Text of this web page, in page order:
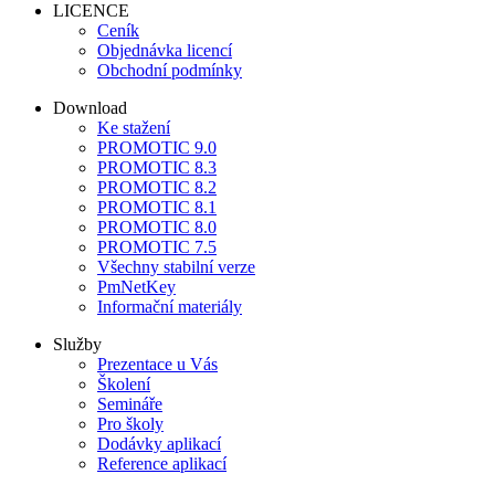
LICENCE
Ceník
Objednávka licencí
Obchodní podmínky
Download
Ke stažení
PROMOTIC 9.0
PROMOTIC 8.3
PROMOTIC 8.2
PROMOTIC 8.1
PROMOTIC 8.0
PROMOTIC 7.5
Všechny stabilní verze
PmNetKey
Informační materiály
Služby
Prezentace u Vás
Školení
Semináře
Pro školy
Dodávky aplikací
Reference aplikací